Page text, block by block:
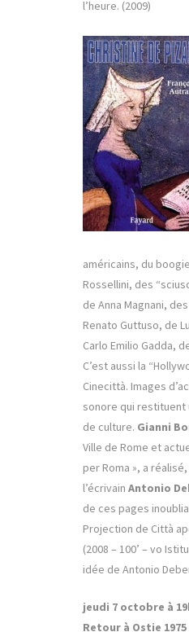
l’heure. (2009)
américains, du
Rossellini, des
de Anna Magnani,
Renato Guttuso, de
Carlo Emilio Gadda,
C’est aussi la
Cinecittà. Images
sonore qui restituent
de culture. Gianni
Ville de Rome et
per Roma », a
l’écrivain Antonio
de ces pages
Projection de Città
(2008 – 100’ – vo
idée de Antonio
jeudi 7 octobre à
Retour à Ostie